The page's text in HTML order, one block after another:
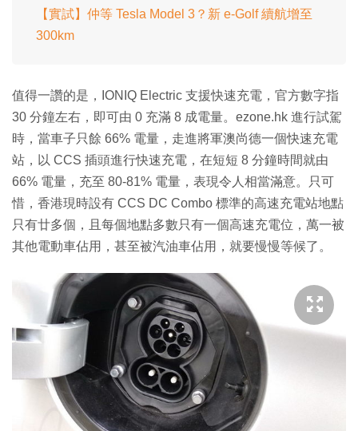
【實試】仲等 Tesla Model 3？新 e-Golf 續航增至
300km
值得一讚的是，IONIQ Electric 支援快速充電，官方數字指
30 分鐘左右，即可由 0 充滿 8 成電量。ezone.hk 進行試駕
時，當車子只餘 66% 電量，走進將軍澳尚德一個快速充電
站，以 CCS 插頭進行快速充電，在短短 8 分鐘時間就由
66% 電量，充至 80-81% 電量，表現令人相當滿意。只可
惜，香港現時設有 CCS DC Combo 標準的高速充電站地點
只有廿多個，且每個地點多數只有一個高速充電位，萬一被
其他電動車佔用，甚至被汽油車佔用，就要慢慢等候了。